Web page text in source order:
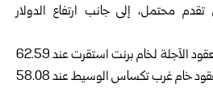
محتمل، إلى جانب ارتفاع الدولار
وذكرت شبكة “CNBC” أن العقود الآجلة لخام برنت استقرت عند 62.59
دولاراً للبرميل، كما استقرت عقود خام غرب تكساس الوسيط عند 58.08